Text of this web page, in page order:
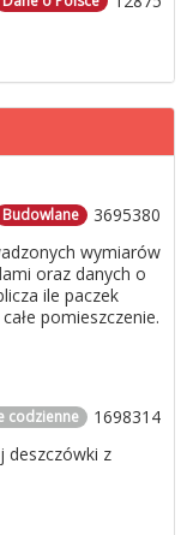
3695380
Budowlane
wymiarów
oraz danych o
ile paczek
pomieszczenie.
1698314
codzienne
deszczówki z